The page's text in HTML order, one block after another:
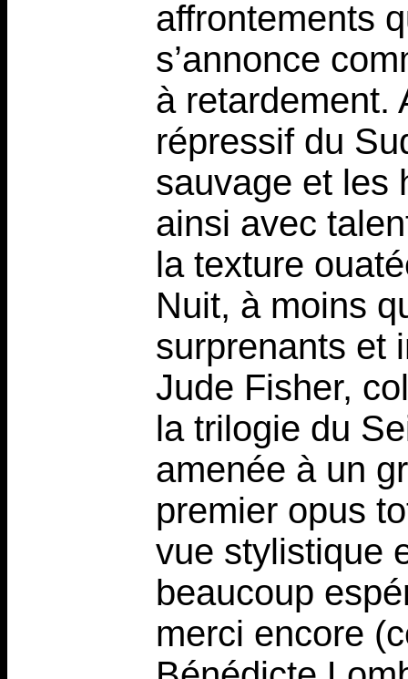
affrontements
s’annonce
à retardement.
répressif du
sauvage et les
ainsi avec
la texture
Nuit, à moins
surprenants et
Jude Fisher,
la trilogie du
amenée à un
premier opus
vue stylistique
beaucoup
merci encore